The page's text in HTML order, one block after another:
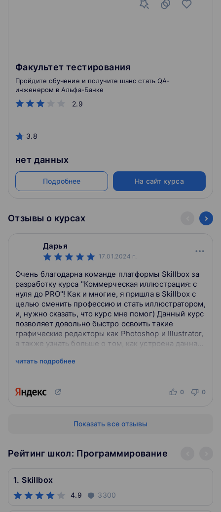
Факультет тестирования
2.9
Пройдите обучение и получите шанс стать QA-
инженером в Альфа-Банке
3.8
нет данных
Подробнее На сайт курса
Отзывы о курсах
Дарья
17.01.2024 г.
Очень благодарна команде платформы Skillbox за
разработку курса "Коммерческая иллюстрация: с
нуля до PRO"! Как и многие, я пришла в Skillbox с
целью сменить профессию и стать иллюстратором,
и, нужно сказать, что курс мне помог) Данный курс
позволяет довольно быстро освоить такие
графические редакторы как Photoshop и Illustrator,
а также узнать больше о том, как устроена данная
читать подробнее
0 0
Показать все отзывы
Рейтинг школ: Программирование
1. Skillbox
4.9 3300